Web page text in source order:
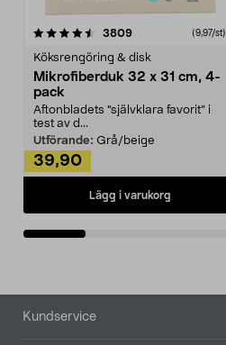
3809recensioner (9,97/st)
Köksrengöring & disk
Mikrofiberduk 32 x 31 cm, 4-
pack
Aftonbladets "självklara favorit” i
test av d...
Utförande: Grå/beige
39,90
Lägg i varukorg
4.0av 5 stjärnor
Sidfot
Kundservice